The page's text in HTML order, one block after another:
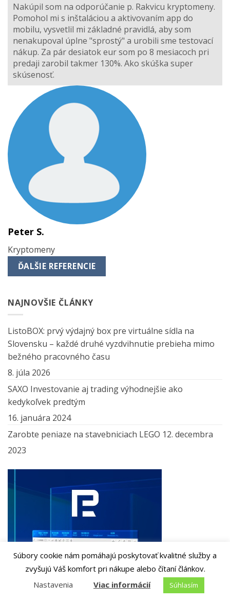
Nakúpil som na odporúčanie p. Rakvicu kryptomeny.
Pomohol mi s inštaláciou a aktivovaním app do
mobilu, vysvetlil mi základné pravidlá, aby som
nenakupoval úplne "sprostý" a urobili sme testovací
nákup. Za pár desiatok eur som po 8 mesiacoch pri
predaji zarobil takmer 130%. Ako skúška super
skúsenosť.
Peter S.
Kryptomeny
ĎALŠIE REFERENCIE
NAJNOVŠIE ČLÁNKY
ListoBOX: prvý výdajný box pre virtuálne sídla na
Slovensku – každé druhé vyzdvihnutie prebieha mimo
bežného pracovného času
8. júla 2026
SAXO Investovanie aj trading výhodnejšie ako
kedykoľvek predtým
16. januára 2024
Zarobte peniaze na stavebniciach LEGO 12. decembra
2023
Súbory cookie nám pomáhajú poskytovať kvalitné služby a
zvyšujú Váš komfort pri nákupe alebo čítaní článkov.
Nastavenia
Viac informácií Súhlasím